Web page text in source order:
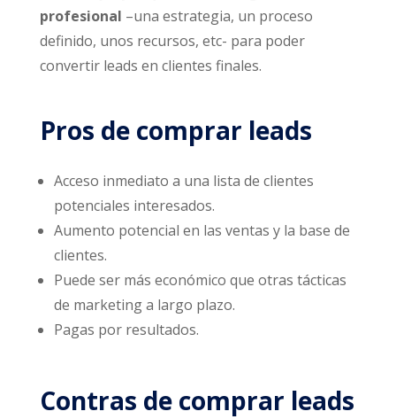
profesional –una estrategia, un proceso
definido, unos recursos, etc- para poder
convertir leads en clientes finales.
Pros de comprar leads
Acceso inmediato a una lista de clientes
potenciales interesados.
Aumento potencial en las ventas y la base de
clientes.
Puede ser más económico que otras tácticas
de marketing a largo plazo.
Pagas por resultados.
Contras de comprar leads